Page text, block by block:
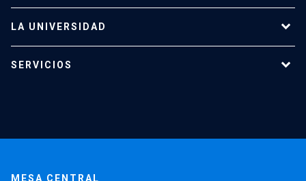
LA UNIVERSIDAD
Investigación
SERVICIOS
MESA CENTRAL